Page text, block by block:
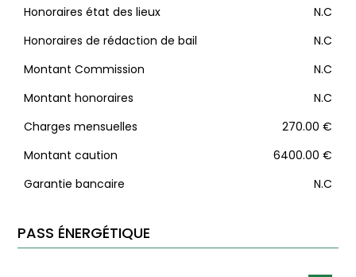
Honoraires état des lieux
N.C
Honoraires de rédaction de bail
N.C
Montant Commission
N.C
Montant honoraires
N.C
Charges mensuelles
270.00 €
Montant caution
6400.00 €
Garantie bancaire
N.C
PASS ÉNERGÉTIQUE